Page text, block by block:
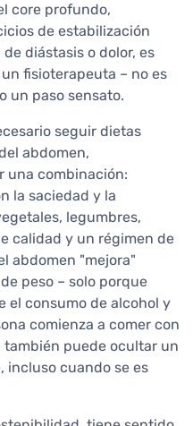
core profundo,
de estabilización
diástasis o dolor, es
fisioterapeuta – no es
un paso sensato.
seguir dietas
abdomen,
una combinación:
la saciedad y la
legumbres,
calidad y un régimen de
abdomen "mejora"
peso – solo porque
el consumo de alcohol y
comienza a comer con
también puede ocultar un
incluso cuando se es